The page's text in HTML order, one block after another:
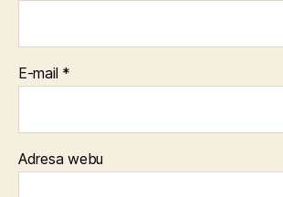
E-mail *
Adresa webu